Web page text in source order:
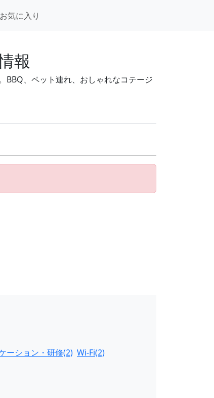
お気に入り
報
BBQ、ペット連れ、おしゃれなコテージ
ーション・研修(2) Wi-Fi(2)